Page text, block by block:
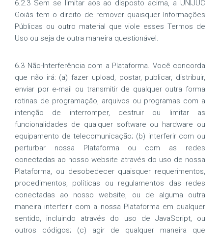
6.2.3 Sem se limitar aos ao disposto acima, a UNIJUC
Goiás tem o direito de remover quaisquer Informações
Públicas ou outro material que viole esses Termos de
Uso ou seja de outra maneira questionável.
6.3 Não-Interferência com a Plataforma. Você concorda
que não irá: (a) fazer upload, postar, publicar, distribuir,
enviar por e-mail ou transmitir de qualquer outra forma
rotinas de programação, arquivos ou programas com a
intenção de interromper, destruir ou limitar as
funcionalidades de qualquer software ou hardware ou
equipamento de telecomunicação; (b) interferir com ou
perturbar nossa Plataforma ou com as redes
conectadas ao nosso website através do uso de nossa
Plataforma, ou desobedecer quaisquer requerimentos,
procedimentos, políticas ou regulamentos das redes
conectadas ao nosso website, ou de alguma outra
maneira interferir com a nossa Plataforma em qualquer
sentido, incluindo através do uso de JavaScript, ou
outros códigos; (c) agir de qualquer maneira que